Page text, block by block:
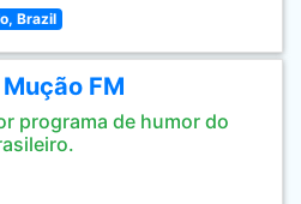
Brazil
FM
programa de humor do